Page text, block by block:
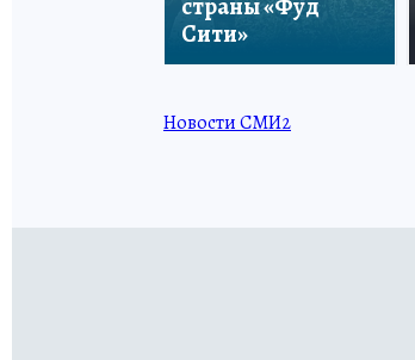
страны «Фуд
Сити»
Новости СМИ2